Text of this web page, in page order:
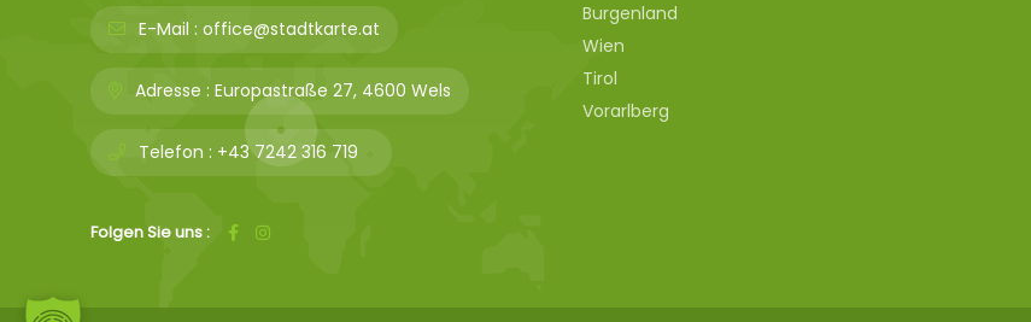
E-Mail : office@stadtkarte.at
Adresse : Europastraße 27, 4600 Wels
Telefon : +43 7242 316 719
Folgen Sie uns :
Burgenland
Wien
Tirol
Vorarlberg